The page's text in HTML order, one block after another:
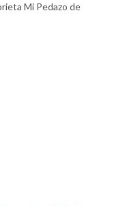
Mi Pedazo de